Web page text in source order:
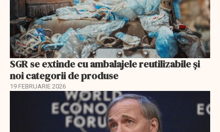
SGR se extinde cu ambalajele reutilizabile și
noi categorii de produse
19 FEBRUARIE 2026